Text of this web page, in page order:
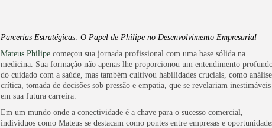
Parcerias Estratégicas: O Papel de Philipe no Desenvolvimento Empresarial
Mateus Philipe começou sua jornada profissional com uma base sólida na
medicina. Sua formação não apenas lhe proporcionou um entendimento
do cuidado com a saúde, mas também cultivou habilidades cruciais, como análise
crítica, tomada de decisões sob pressão e empatia, que se revelariam inestimáveis
em sua futura carreira.
Em um mundo onde a conectividade é a chave para o sucesso comercial,
indivíduos como Mateus se destacam como pontes entre empresas e